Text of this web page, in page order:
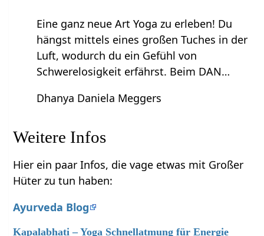
Eine ganz neue Art Yoga zu erleben! Du
hängst mittels eines großen Tuches in der
Luft, wodurch du ein Gefühl von
Schwerelosigkeit erfährst. Beim DAN…
Dhanya Daniela Meggers
Weitere Infos
Hier ein paar Infos, die vage etwas mit Großer
Hüter zu tun haben:
Ayurveda Blog
Kapalabhati – Yoga Schnellatmung für Energie